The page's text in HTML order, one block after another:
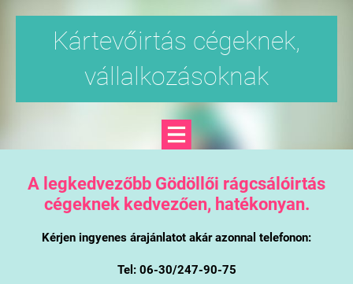
Kártevőirtás cégeknek,
vállalkozásoknak
A legkedvezőbb Gödöllői rágcsálóirtás
cégeknek kedvezően, hatékonyan.
Kérjen ingyenes árajánlatot akár azonnal telefonon:
Tel: 06-30/247-90-75